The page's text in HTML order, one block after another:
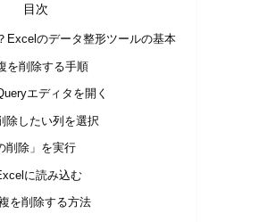
目次
Excelのデータ整形ツールの基本
を削除する手順
エディタを開く
除したい列を選択
削除」を実行
に読み込む
を削除する方法